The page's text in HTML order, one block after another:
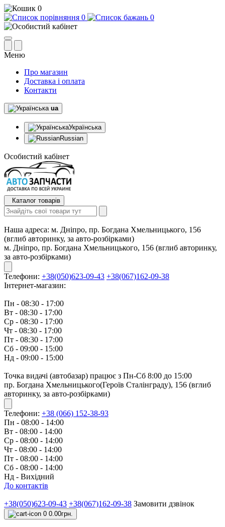
0
0
0
Меню
Про магазин
Доставка і оплата
Контакти
ua
Українська
Russian
Особистий кабінет
Каталог товарів
Наша адреса: м. Дніпро, пр. Богдана Хмельницького, 156
(вглиб авторинку, за авто-розбірками)
м. Дніпро, пр. Богдана Хмельницького, 156 (вглиб авторинку,
за авто-розбірками)
Телефони: +38(050)623-09-43 +38(067)162-09-38
Інтернет-магазин:
Пн - 08:30 - 17:00
Вт - 08:30 - 17:00
Ср - 08:30 - 17:00
Чт - 08:30 - 17:00
Пт - 08:30 - 17:00
Сб - 09:00 - 15:00
Нд - 09:00 - 15:00
Точка видачі (автобазар) працює з Пн-Сб 8:00 до 15:00
пр. Богдана Хмельницького(Героїв Сталінграду), 156 (вглиб
авторинку, за авто-розбірками)
Телефони: +38 (066) 152-38-93
Пн - 08:00 - 14:00
Вт - 08:00 - 14:00
Ср - 08:00 - 14:00
Чт - 08:00 - 14:00
Пт - 08:00 - 14:00
Сб - 08:00 - 14:00
Нд - Вихідний
До контактів
+38(050)623-09-43 +38(067)162-09-38 Замовити дзвінок
0 0.00грн.